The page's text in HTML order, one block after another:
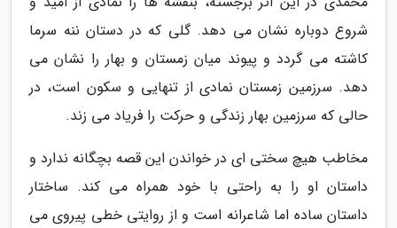
شروع دوباره نشان می دهد. گلی که در دستان ننه سرما
کاشته می گردد و پیوند میان زمستان و بهار را نشان می
دهد. سرزمین زمستان نمادی از تنهایی و سکون است، در
حالی که سرزمین بهار زندگی و حرکت را فریاد می زند.
مخاطب هیچ سختی ای در خواندن این قصه بچگانه ندارد و
داستان او را به راحتی با خود همراه می کند. ساختار
داستان ساده اما شاعرانه است و از روایتی خطی پیروی می